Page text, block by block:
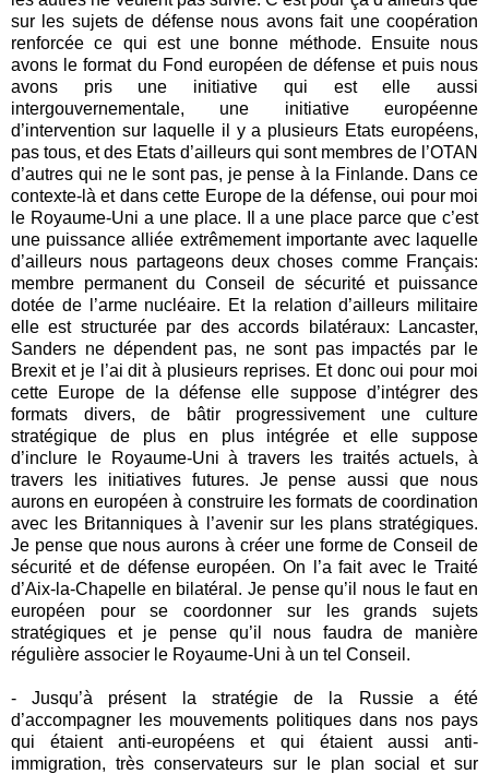
sur les sujets de défense nous avons fait une coopération
renforcée ce qui est une bonne méthode. Ensuite nous
avons le format du Fond européen de défense et puis nous
avons pris une initiative qui est elle aussi
intergouvernementale, une initiative européenne
d’intervention sur laquelle il y a plusieurs Etats européens,
pas tous, et des Etats d’ailleurs qui sont membres de l’OTAN
d’autres qui ne le sont pas, je pense à la Finlande. Dans ce
contexte-là et dans cette Europe de la défense, oui pour moi
le Royaume-Uni a une place. Il a une place parce que c’est
une puissance alliée extrêmement importante avec laquelle
d’ailleurs nous partageons deux choses comme Français:
membre permanent du Conseil de sécurité et puissance
dotée de l’arme nucléaire. Et la relation d’ailleurs militaire
elle est structurée par des accords bilatéraux: Lancaster,
Sanders ne dépendent pas, ne sont pas impactés par le
Brexit et je l’ai dit à plusieurs reprises. Et donc oui pour moi
cette Europe de la défense elle suppose d’intégrer des
formats divers, de bâtir progressivement une culture
stratégique de plus en plus intégrée et elle suppose
d’inclure le Royaume-Uni à travers les traités actuels, à
travers les initiatives futures. Je pense aussi que nous
aurons en européen à construire les formats de coordination
avec les Britanniques à l’avenir sur les plans stratégiques.
Je pense que nous aurons à créer une forme de Conseil de
sécurité et de défense européen. On l’a fait avec le Traité
d’Aix-la-Chapelle en bilatéral. Je pense qu’il nous le faut en
européen pour se coordonner sur les grands sujets
stratégiques et je pense qu’il nous faudra de manière
régulière associer le Royaume-Uni à un tel Conseil.
- Jusqu’à présent la stratégie de la Russie a été
d’accompagner les mouvements politiques dans nos pays
qui étaient anti-européens et qui étaient aussi anti-
immigration, très conservateurs sur le plan social et sur